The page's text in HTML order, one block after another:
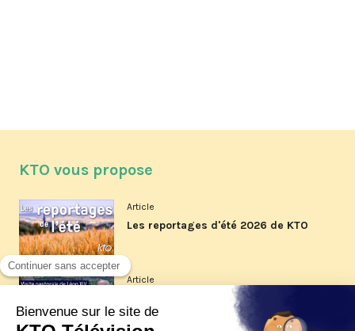
KTO vous propose
Article
Les reportages d'été 2026 de KTO
Article
La visite pastorale du pape Léon
XIV à Assise à suivre sur KTO le
jeudi 6 août